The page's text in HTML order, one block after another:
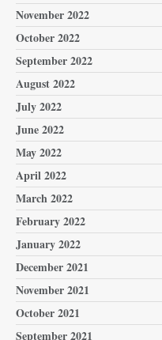
November 2022
October 2022
September 2022
August 2022
July 2022
June 2022
May 2022
April 2022
March 2022
February 2022
January 2022
December 2021
November 2021
October 2021
September 2021